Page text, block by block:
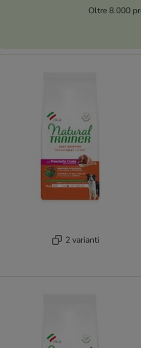
Oltre 8.000
2 varianti